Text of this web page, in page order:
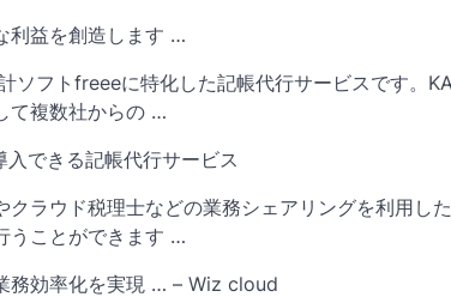
利益を創造します …
ソフトfreeeに特化した記帳代行サービスです。
て複数社からの …
できる記帳代行サービス
ラウド税理士などの業務シェアリングを利用し
うことができます …
務効率化を実現 … – Wiz cloud